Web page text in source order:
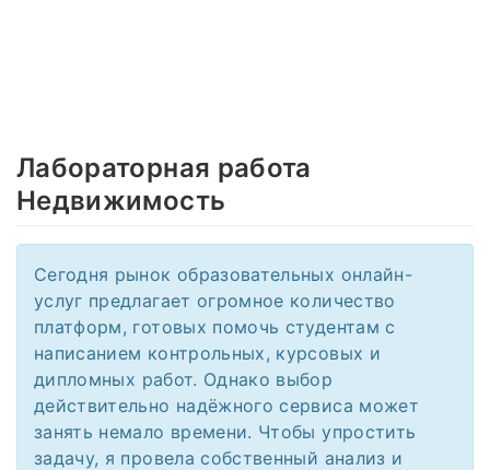
Лабораторная работа
Недвижимость
Сегодня рынок образовательных онлайн-
услуг предлагает огромное количество
платформ, готовых помочь студентам с
написанием контрольных, курсовых и
дипломных работ. Однако выбор
действительно надёжного сервиса может
занять немало времени. Чтобы упростить
задачу, я провела собственный анализ и